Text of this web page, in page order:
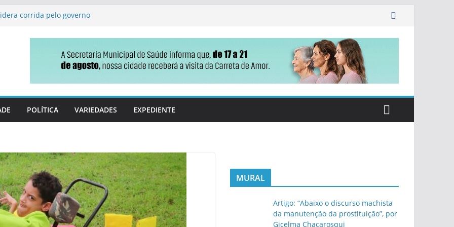
corrida pelo governo
conquista na
sobre o uso correto da
POLÍTICA VARIEDADES EXPEDIENTE
MURAL
Artigo: “Abaixo o discurso machista
da manutenção da prostituição”, por
Gicelma Chacarosqui